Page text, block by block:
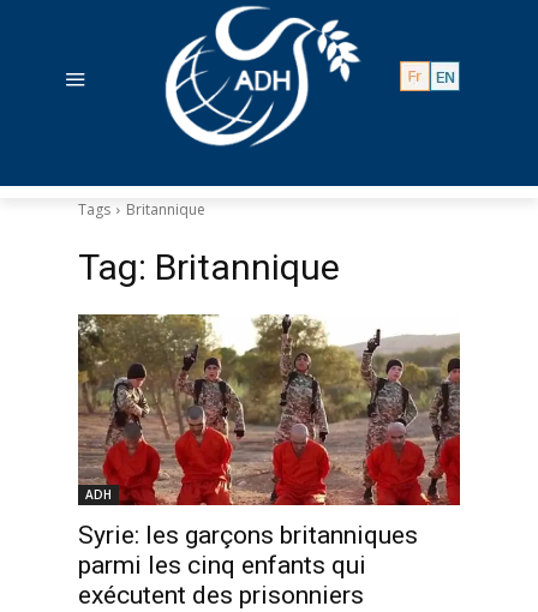
Tags Britannique
Tag: Britannique
ADH
Syrie: les garçons britanniques
parmi les cinq enfants qui
exécutent des prisonniers